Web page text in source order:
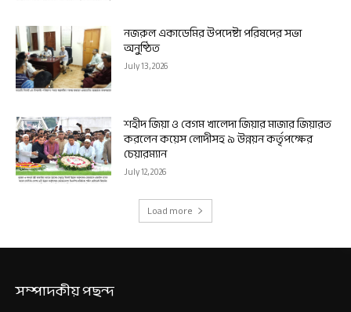
নজরুল একাডেমির উপদেষ্টা পরিষদের সভা
অনুষ্ঠিত
July 13, 2026
শহীদ জিয়া ও বেগম খালেদা জিয়ার মাজার জিয়ারত
করলেন কয়েস লোদীসহ ৯ উন্নয়ন কর্তৃপক্ষের
চেয়ারম্যান
July 12, 2026
Load more
সম্পাদকীয় পছন্দ